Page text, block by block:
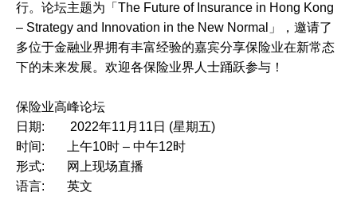
行。论坛主题为「The Future of Insurance in Hong Kong
– Strategy and Innovation in the New Normal」，邀请了
多位于金融业界拥有丰富经验的嘉宾分享保险业在新常态
下的未来发展。欢迎各保险业界人士踊跃参与！
保险业高峰论坛
日期: 2022年11月11日 (星期五)
时间: 上午10时 – 中午12时
形式: 网上现场直播
语言: 英文